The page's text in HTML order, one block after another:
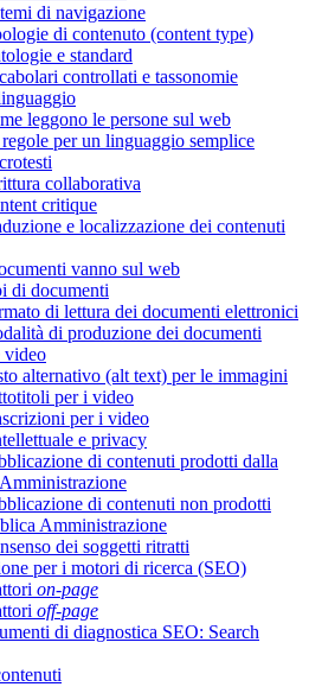
di navigazione
di contenuto (content type)
e standard
controllati e tassonomie
leggono le persone sul web
per un linguaggio semplice
collaborativa
critique
e localizzazione dei contenuti
vanno sul web
di documenti
di lettura dei documenti elettronici
di produzione dei documenti
video
alternativo (alt text) per le immagini
per i video
per i video
e privacy
di contenuti prodotti dalla
di contenuti non prodotti
Amministrazione
dei soggetti ritratti
per i motori di ricerca (SEO)
on-page
off-page
di diagnostica SEO: Search